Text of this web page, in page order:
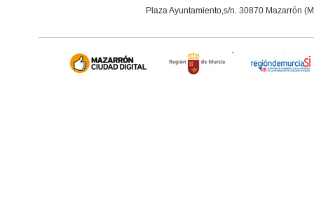
Plaza Ayuntamiento,s/n. 30870 Mazarrón